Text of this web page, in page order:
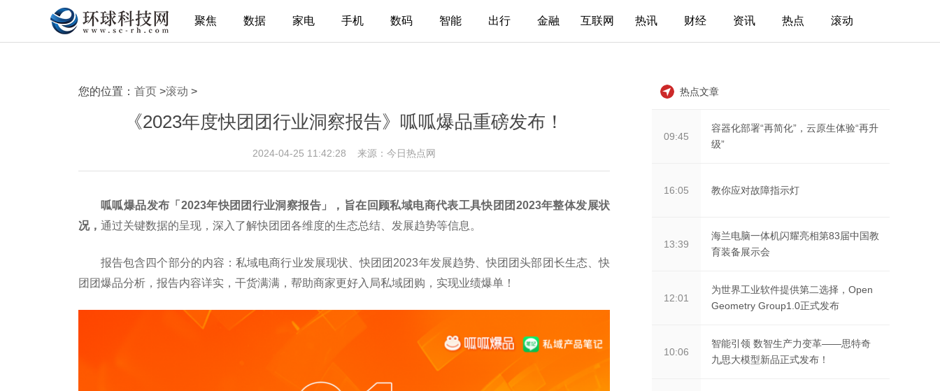
聚焦 数据 家电 手机 数码 智能 出行 金融 互联网 热讯 财经 资讯 热点 滚动
您的位置： 首页 >滚动 >
《2023年度快团团行业洞察报告》呱呱爆品重磅发布！
2024-04-25 11:42:28 来源：今日热点网
呱呱爆品发布 「2023年快团团行业洞察报告」
，旨在回顾私域电商代表工具快团团2023年整体发展状
况， 通过关键数据的呈现，深入了解快团团各维度的生态总结、发展趋势等信息。
报告包含四个部分的内容：私域电商行业发展现状、快团团2023年发展趋势、快团团头部团长生态、快
团团爆品分析，报告内容详实，干货满满，帮助商家更好入局私域团购，实现业绩爆单！
热点文章
09:45
容器化部署“再简化”，云原生体验“再升
级”
16:05 教你应对故障指示灯
13:39
海兰电脑一体机闪耀亮相第83届中国教
育装备展示会
12:01
为世界工业软件提供第二选择，Open
Geometry Group1.0正式发布
10:06
智能引领 数智生产力变革——思特奇
九思大模型新品正式发布！